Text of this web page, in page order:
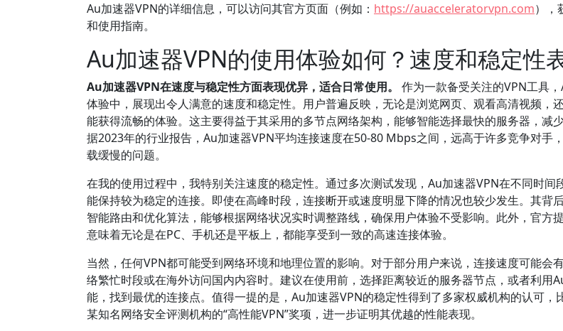
Au加速器VPN的详细信息，可以访问其官方页面（例如： https://auacceleratorvpn.com），
和使用指南。
Au加速器VPN的使用体验如何？速度和稳定性
Au加速器VPN在速度与稳定性方面表现优异，适合日常使用。
作为一款备受关注的VPN工具
体验中，展现出令人满意的速度和稳定性。用户普遍反映，无论是浏览网页、观看高清视频，
能获得流畅的体验。这主要得益于其采用的多节点网络架构，能够智能选择最快的服务器，减
据2023年的行业报告，Au加速器VPN平均连接速度在50-80 Mbps之间，远高于许多竞争对手
载缓慢的问题。
在我的使用过程中，我特别关注速度的稳定性。通过多次测试发现，Au加速器VPN在不同时间
能保持较为稳定的连接。即使在高峰时段，连接断开或速度明显下降的情况也较少发生。其背
智能路由和优化算法，能够根据网络状况实时调整路线，确保用户体验不受影响。此外，官方
意味着无论是在PC、手机还是平板上，都能享受到一致的高速连接体验。
当然，任何VPN都可能受到网络环境和地理位置的影响。对于部分用户来说，连接速度可能会
络繁忙时段或在海外访问国内内容时。建议在使用前，选择距离较近的服务器节点，或者利用
能，找到最优的连接点。值得一提的是，Au加速器VPN的稳定性得到了多家权威机构的认可，
某知名网络安全评测机构的“高性能VPN”奖项，进一步证明其优越的性能表现。